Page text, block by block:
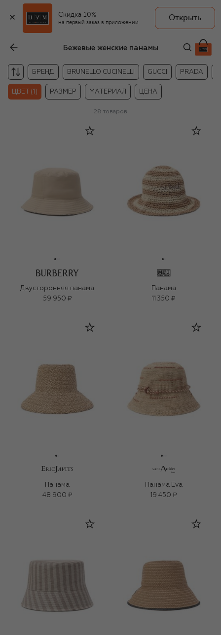
Скидка 10%
на первый заказ в приложении
Открыть
Бежевые женские панамы
БРЕНД BRUNELLO CUCINELLI GUCCI PRADA
ЦВЕТ (1) РАЗМЕР МАТЕРИАЛ ЦЕНА
28 товаров
Двусторонняя панама
59 950 ₽
Панама
11 350 ₽
Панама
48 900 ₽
Панама Eva
19 450 ₽